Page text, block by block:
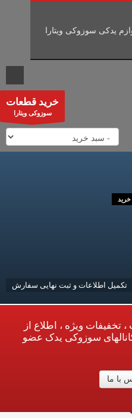
خرید کنید ؟
3
پرداخت هزینه و
خرید قطعات
سوزوکی ویتارا
تکمیل اطلاعات و ثبت نهایی سفارش
ویژه ، اطلاع از
سوزوکی یدک عضو
با ما